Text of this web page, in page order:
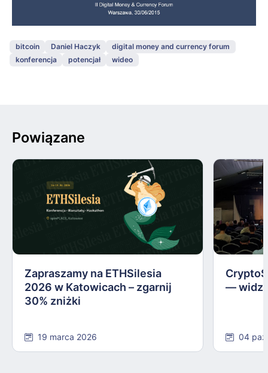
bitcoin Daniel Haczyk
digital money and currency forum
konferencja
potencjał wideo
Powiązane
Zapraszamy na ETHSilesia
2026 w Katowicach – zgarnij
30% zniżki
19 marca 2026
—
04